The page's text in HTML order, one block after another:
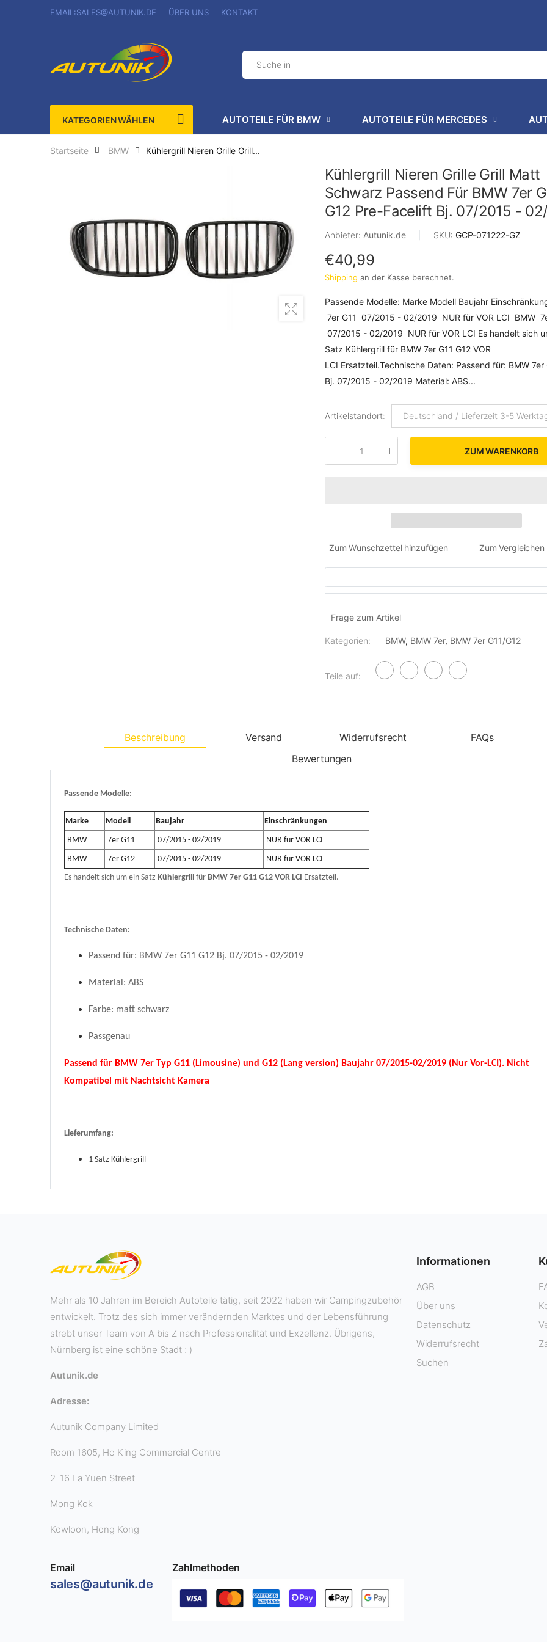
EMAIL:SALES@AUTUNIK.DE ÜBER UNS KONTAKT
KATEGORIEN WÄHLEN AUTOTEILE FÜR BMW AUTOTEILE FÜR MERCEDES
Startseite BMW Kühlergrill Nieren Grille Grill...
Kühlergrill Nieren Grille Grill Matt
Schwarz Passend Für BMW 7er
G12 Pre-Facelift Bj. 07/2015 -
Anbieter: Autunik.de SKU: GCP-071222-GZ
€40,99
Shipping an der Kasse berechnet.
Passende Modelle: Marke Modell Baujahr
7er G11 07/2015 - 02/2019 NUR für VOR LCI BMW
07/2015 - 02/2019 NUR für VOR LCI Es handelt sich
Satz Kühlergrill für BMW 7er G11 G12 VOR
LCI Ersatzteil.Technische Daten: Passend für: BMW 7er
Bj. 07/2015 - 02/2019 Material: ABS...
Artikelstandort: Deutschland / Lieferzeit 3-5
ZUM WARENKORB
Zum Wunschzettel hinzufügen Zum
Frage zum Artikel
Kategorien: BMW, BMW 7er, BMW 7er G11/G12
Teile auf:
Beschreibung Versand Widerrufsrecht
FAQs
Bewertungen
Passende Modelle:
Marke Modell Baujahr Einschränkungen
BMW 7er G11 07/2015 - 02/2019 NUR für VOR LCI
BMW 7er G12 07/2015 - 02/2019
NUR für VOR LCI
Es handelt sich um ein Satz Kühlergrill für BMW 7er G11 G12 VOR LCI Ersatzteil.
Technische Daten:
Passend für: BMW 7er G11 G12 Bj. 07/2015 - 02/2019
Material: ABS
Farbe: matt schwarz
Passgenau
Passend für BMW 7er Typ G11 (Limousine) und G12 (Lang version) Baujahr 07/2015-02/2019 (Nur Vor-LCI). Nicht
Kompatibel mit Nachtsicht Kamera
Lieferumfang:
1 Satz Kühlergrill
Mehr als 10 Jahren im Bereich Autoteile tätig, seit 2022 haben wir Campingzubehör
entwickelt. Trotz des sich immer verändernden Marktes und der Lebensführung
strebt unser Team von A bis Z nach Professionalität und Exzellenz. Übrigens,
Nürnberg ist eine schöne Stadt : )
Autunik.de
Adresse:
Autunik Company Limited
Room 1605, Ho King Commercial Centre
2-16 Fa Yuen Street
Mong Kok
Kowloon, Hong Kong
Email
sales@autunik.de
Zahlmethoden
Informationen
AGB
Über uns
Datenschutz
Widerrufsrecht
Suchen